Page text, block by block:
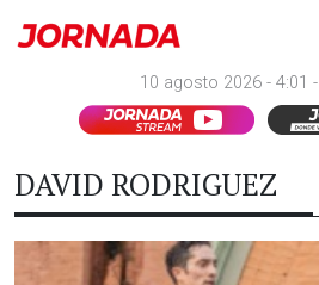
10 agosto 2026 - 4:01 -
DAVID RODRIGUEZ